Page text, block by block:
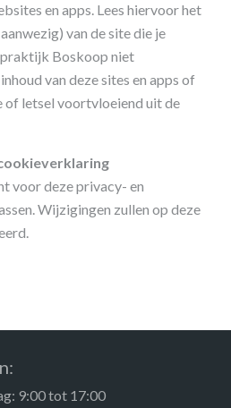
en apps. Lees hiervoor het
van de site die je
Boskoop niet
van deze sites en apps of
of letsel voortvloeiend uit de
voor deze privacy- en
Wijzigingen zullen op deze
9:00 tot 17:00